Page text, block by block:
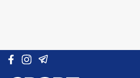
Vai al contenuto